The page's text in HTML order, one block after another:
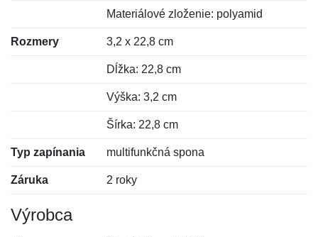
Materiálové zloženie: polyamid
Rozmery 3,2 x 22,8 cm
Dĺžka: 22,8 cm
Výška: 3,2 cm
Šírka: 22,8 cm
Typ zapínania multifunkčná spona
Záruka 2 roky
Výrobca